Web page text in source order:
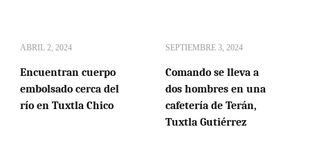
ABRIL 2, 2024
Encuentran cuerpo
embolsado cerca del
río en Tuxtla Chico
SEPTIEMBRE 3, 2024
Comando se lleva a
dos hombres en una
cafetería de Terán,
Tuxtla Gutiérrez